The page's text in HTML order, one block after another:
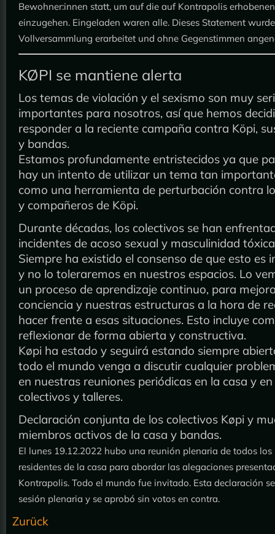
Bewohner:innen statt, um auf die auf Kontrapolis
einzugehen. Eingeladen waren alle. Dieses Statement
Vollversammlung erarbeitet und ohne Gegenstimmen
KØPI se mantiene alerta
Los temas de violación y el sexismo son muy
importantes para nosotros, así que hemos
responder a la reciente campaña contra Köpi,
y bandas.
Estamos profundamente entristecidos ya que
hay un intento de utilizar un tema tan
como una herramienta de perturbación contra
y compañeros de Köpi.
Durante décadas, los colectivos se han
incidentes de acoso sexual y masculinidad
Siempre ha existido el consenso de que esto es
y no lo toleraremos en nuestros espacios. Lo
un proceso de aprendizaje continuo, para
conciencia y nuestras estructuras a la hora de
hacer frente a esas situaciones. Esto incluye
reflexionar de forma abierta y constructiva.
Køpi ha estado y seguirá estando siempre
todo el mundo venga a discutir cualquier
en nuestras reuniones periódicas en la casa y
colectivos y talleres.
Declaración conjunta de los colectivos Køpi y
miembros activos de la casa y bandas.
El lunes 19.12.2022 hubo una reunión plenaria de todos los
residentes de la casa para abordar las alegaciones
Kontrapolis. Todo el mundo fue invitado. Esta declaración
sesión plenaria y se aprobó sin votos en contra.
Zurück